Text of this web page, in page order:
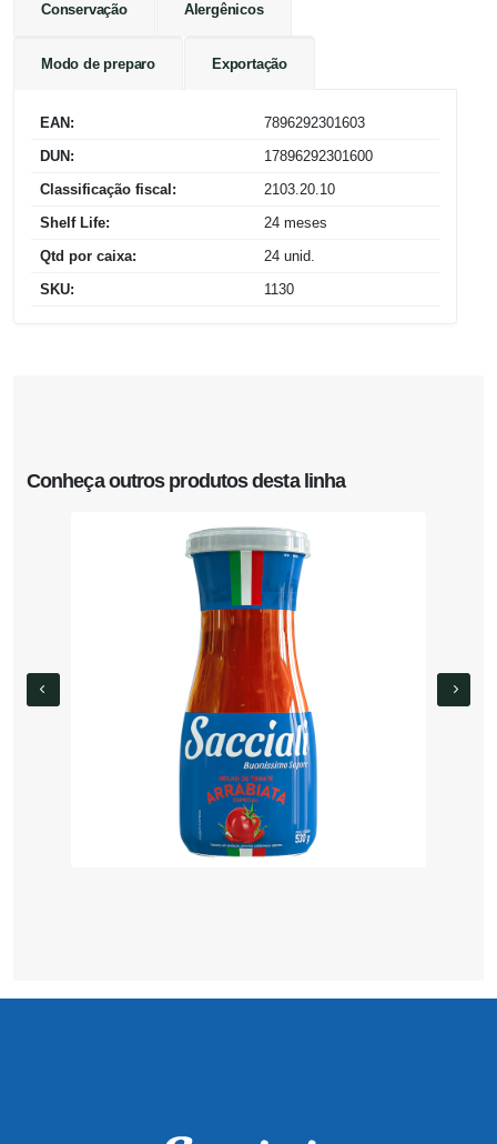
Conservação Alergênicos
Modo de preparo Exportação
EAN:
7896292301603
DUN:
17896292301600
Classificação fiscal:
2103.20.10
Shelf Life:
24 meses
Qtd por caixa:
24 unid.
SKU:
1130
Conheça outros produtos desta linha